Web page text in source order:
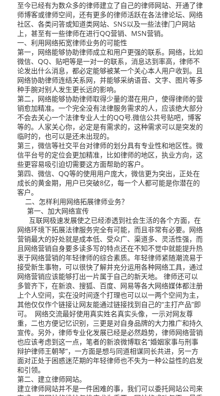
至今已经有为数众多的律师建立了自己的律师网站、开通了律
师博客或律师空间，还有更多的律师活跃在各法律论坛、网络
社区、各类问答或知道类网站、SNS以及一些法律门户网站
上，甚至有一些律师在进行QQ营销、MSN营销。
一、利用网络拓宽律师业务的可能性
第一，网络能够协助律师成立和用户更强的联系。网络，比如
微信、QQ、贴吧等是一对一的联系，消息达到率高，律师不
论发出什么消息，都必定能够被某一个关心本人用户收到。且
网络协助律师连结关系网，并能够采纳语音、文字、图片等多
种手腕对别人发生更长远的影响。
第二，网络能够协助律师取得少量的潜在用户，使得律师的营
销愈加精准。一个完全没有法律服务需求的人，应该绝大部分
不会去关心一个法律专业人士的QQ号,微信公共号贴吧，博客
等的。人家关心你，必定是有需求的，这种需求可以是突发的
临时的，也可以是还未出现的。
第三，微信等社交平台对律师的划分具有专业性和地区性。微
信平台号的定位会更加精准，比如律师的地区，执业方向，这
些更容易吸引迫切需要这方面帮助的客户。
第四、微信、QQ等的使用用户庞大，微信更为突出，正处在
成长的黄金期，用户已突破8亿，每一个人都可能是你潜在的
客户。
二、怎样利用网络拓展律师业务？
第一、加大网络宣传
互联网极速发展使之已经渗透到社会生活的各个方面，在
网络环境下拓展法律服务完全有可能，而且非常有必要。网络
营销最大的好处就是成本低、受众广、渠道多、灵活性强，而
且网络营销自身要多读多写的特点还在不知不觉中就能提升热
衷于网络营销的年轻律师的综合素质。年轻律师紧随潮流易于
接受新生事物，可以很快了解并充分运用各种网络工具，通过
网络营销应该能够打出一片属于自己的新天地。 律师还可以
多管齐下，在新浪、搜狐、百度、网易等各大网络媒体都注册
上个人空间，实在没时间逐个打理也可以以一两个空间为主，
其他仅仅作个链接让网友能通过链接找到自己的“主打产品”即
可。 网络交流最好使用真实姓名真实头像，一示对网友尊
重，二也方便记忆识别，三更是对自身品牌的大力推广和持久
宣传。另外，律师专业化发展已经是必然趋势，律师网络营销
也应该考虑到这一点，笔者的新浪微博取名“婚姻家事与刑事
辩护律师王朝琴”，一方面是想与同道相谋同长共进，另一方
面对正处于困惑迷茫期的年轻律师也不失为一种公益性的启发
和引领。
第二、建立律师网站。
建立律师网站并不是一件困难的事，我们可以委托网站公司来